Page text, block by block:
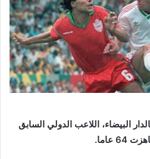
البيضاء، اللاعب الدولي السابق
عاما
.